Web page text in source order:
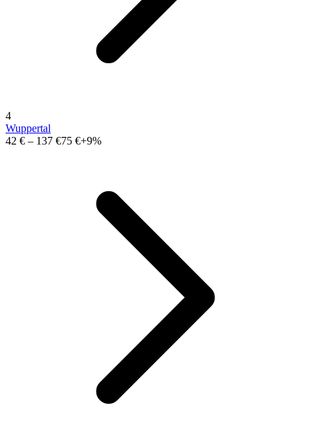
4
Wuppertal
42 € – 137 €75 €+9%